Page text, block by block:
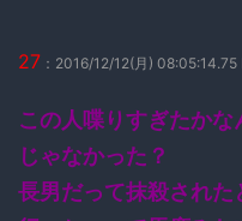
27 ：2016/12/12(月)
この人喋りすぎたか
じゃなかった？
長男だって抹殺され